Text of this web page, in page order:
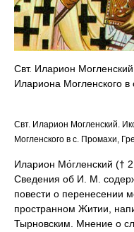
Свт. Иларион
Илариона Могленского
Свт. Иларион Могленский.
Могленского в с. Промахи,
Иларион Мо́гленский (†
Сведения об И. М.
повести о перенесении
пространном Житии,
Тырновским. Мнение о